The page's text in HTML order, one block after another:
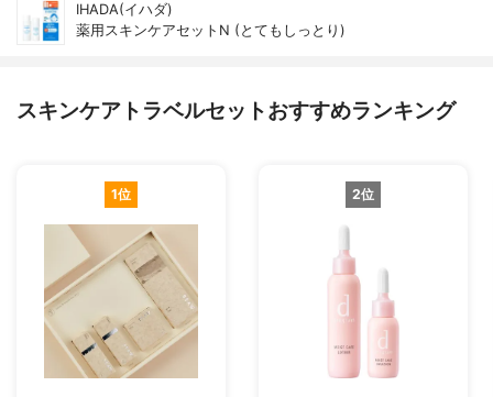
IHADA(イハダ)
薬用スキンケアセットN (とてもしっとり)
スキンケアトラベルセットおすすめランキング
1位 2位